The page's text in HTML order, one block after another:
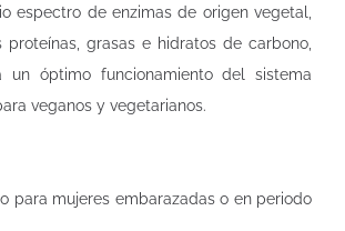
espectro de enzimas de origen vegetal,
grasas e hidratos de carbono,
un óptimo funcionamiento del sistema
veganos y vegetarianos.
para mujeres embarazadas o en periodo